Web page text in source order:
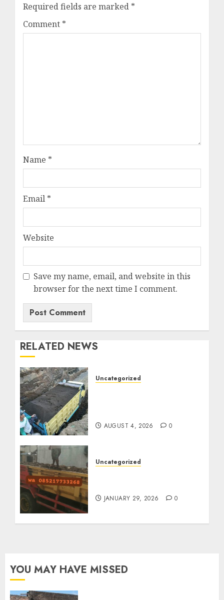
Required fields are marked *
Comment *
Name *
Email *
Website
Save my name, email, and website in this
browser for the next time I comment.
RELATED NEWS
Uncategorized
AUGUST 4, 2026 0
Uncategorized
JANUARY 29, 2026 0
YOU MAY HAVE MISSED